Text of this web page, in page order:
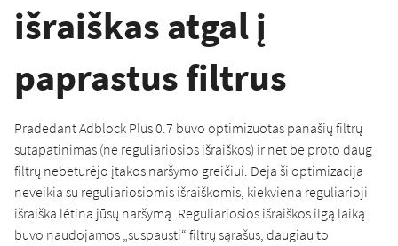
išraiškas atgal į
paprastus filtrus
Pradedant Adblock Plus 0.7 buvo optimizuotas panašių filtrų
sutapatinimas (ne reguliariosios išraiškos) ir net be proto daug
filtrų nebeturėjo įtakos naršymo greičiui. Deja ši optimizacija
neveikia su reguliariosiomis išraiškomis, kiekviena reguliarioji
išraiška lėtina jūsų naršymą. Reguliariosios išraiškos ilgą laiką
buvo naudojamos „suspausti“ filtrų sąrašus, daugiau to